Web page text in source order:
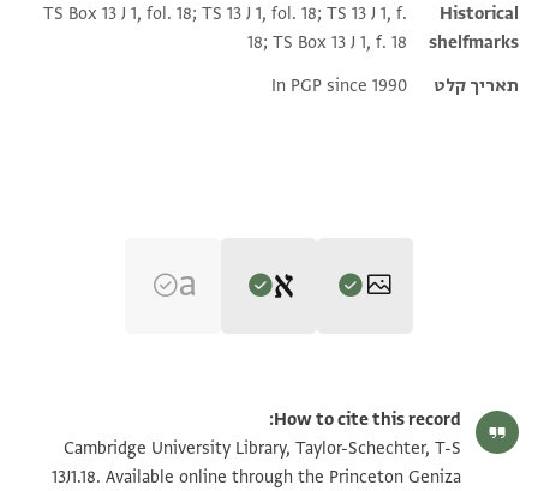
Historical
shelfmarks
TS Box 13 J 1, fol. 18; TS 13 J 1, fol. 18; TS 13 J 1, f.
18; TS Box 13 J 1, f. 18
תאריך קלט
In PGP since 1990
Gershon Weiss, "Documents Written by Hillel ben Eli: A Study in
the Diplomatics of the Cairo Geniza Documents (MA Thesis)"
(PhD diss., n.p., 1967).
T-S 13J1.18 1v הגדל וסובב
How to cite this record:
Cambridge University Library, Taylor-Schechter, T-S
13J1.18. Available online through the Princeton Geniza